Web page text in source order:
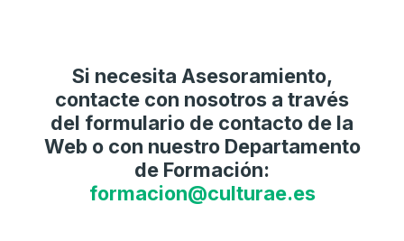
Si necesita Asesoramiento,
contacte con nosotros a través
del formulario de contacto de la
Web o con nuestro Departamento
de Formación:
formacion@culturae.es